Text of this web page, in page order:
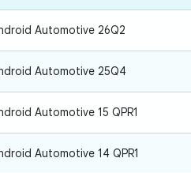
Automotive 26Q2
Automotive 25Q4
Automotive 15 QPR1
Automotive 14 QPR1